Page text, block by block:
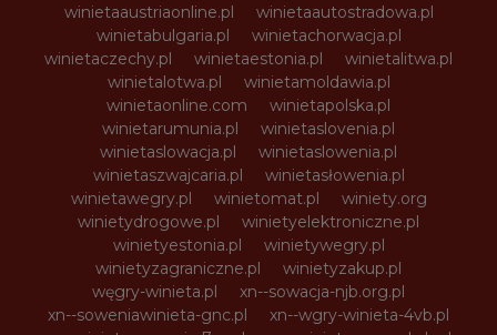
winietaaustriaonline.pl
winietaautostradowa.pl
winietabulgaria.pl
winietachorwacja.pl
winietaczechy.pl
winietaestonia.pl
winietalitwa.pl
winietalotwa.pl
winietamoldawia.pl
winietaonline.com
winietapolska.pl
winietarumunia.pl
winietaslovenia.pl
winietaslowacja.pl
winietaslowenia.pl
winietaszwajcaria.pl
winietasłowenia.pl
winietawegry.pl
winietomat.pl
winiety.org
winietydrogowe.pl
winietyelektroniczne.pl
winietyestonia.pl
winietywegry.pl
winietyzagraniczne.pl
winietyzakup.pl
węgry-winieta.pl
xn--sowacja-njb.org.pl
xn--soweniawinieta-gnc.pl
xn--wgry-winieta-4vb.pl